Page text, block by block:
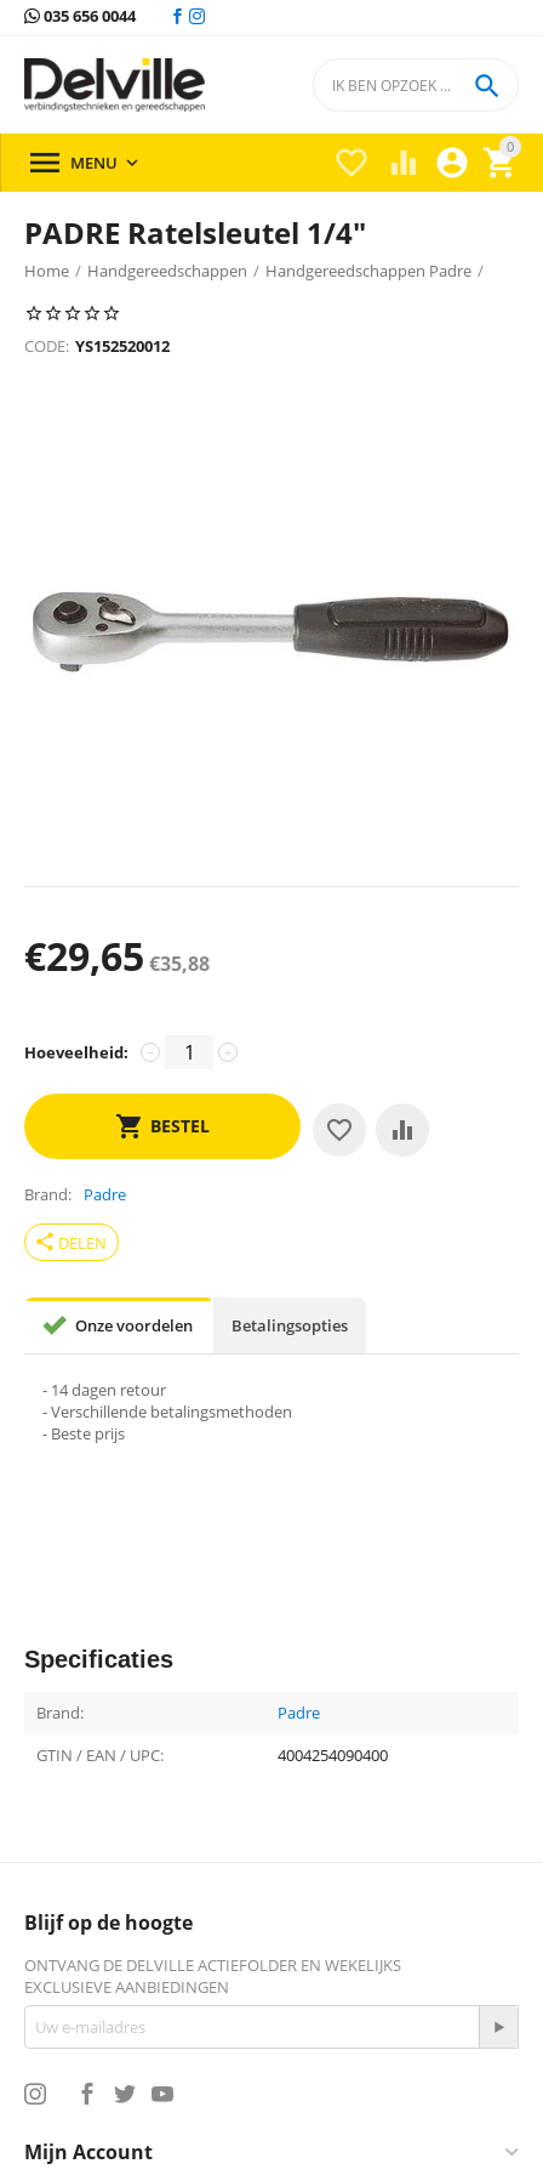
035 656 0044
0


 

 MENU 
PADRE Ratelsleutel 1/4"
Home / Handgereedschappen / Handgereedschappen Padre /
CODE: YS152520012
€29,65 €35,88
Hoeveelheid: +
−
BESTEL
Brand Padre
share DELEN
Onze voordelen Betalingsopties
- 14 dagen retour
- Verschillende betalingsmethoden
- Beste prijs
Specificaties
Brand:
Padre
GTIN / EAN / UPC:
4004254090400
Blijf op de hoogte
ONTVANG DE DELVILLE ACTIEFOLDER EN WEKELIJKS
EXCLUSIEVE AANBIEDINGEN
Mijn Account